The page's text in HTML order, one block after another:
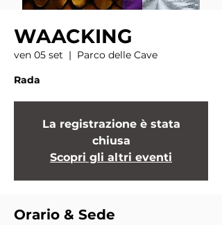
WAACKING
ven 05 set
  |
Parco delle Cave
Rada
La registrazione è stata
chiusa
Scopri gli altri eventi
Orario & Sede